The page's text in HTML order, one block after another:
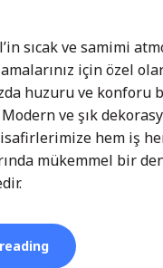
sıcak ve samimi
için özel
huzuru ve konforu
Modern ve şık
hem iş
mükemmel bir
“Single